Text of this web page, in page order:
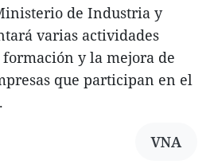
de Industria y
varias actividades
y la mejora de
que participan en el
VNA